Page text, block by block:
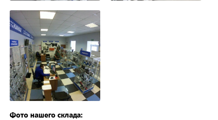
Фото нашего склада: